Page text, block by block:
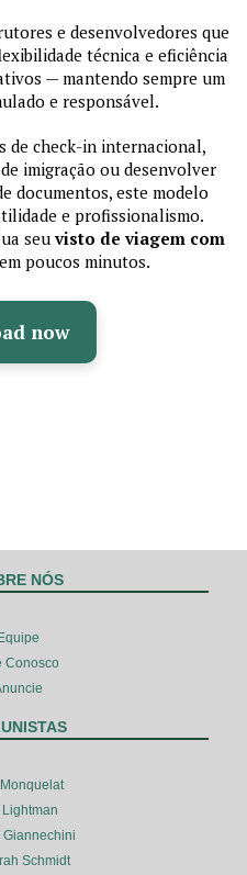
e desenvolvedores que
técnica e eficiência
— mantendo sempre um
e responsável.
de check-in internacional,
imigração ou desenvolver
documentos, este modelo
e profissionalismo.
seuvisto de viagem com
em poucos minutos.
now
NÓS
Equipe
Conosco
Giannechini
Schmidt